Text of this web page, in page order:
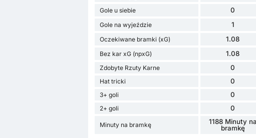
Gole u siebie 0
Gole na wyjeździe 1
Oczekiwane bramki (xG) 1.08
Bez kar xG (npxG) 1.08
Zdobyte Rzuty Karne 0
Hat tricki 0
3+ goli 0
2+ goli 0
Minuty na bramkę
1188 Minuty na
bramkę